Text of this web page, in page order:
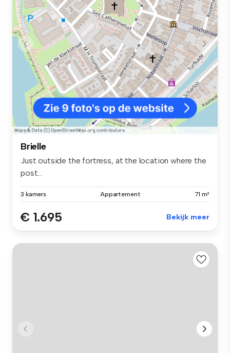
Brielle
Just outside the fortress, at the location where the
post...
3 kamers Appartement 71 m²
€ 1.695 Bekijk meer